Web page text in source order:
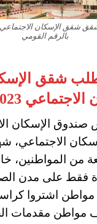
بالرقم القومي
شقق
2023
صندوق الإسكان
الاجتماعي،
من المواطنين،
فقط على مدن
17 ألف مواطن
نحو 11 ألف مواطن